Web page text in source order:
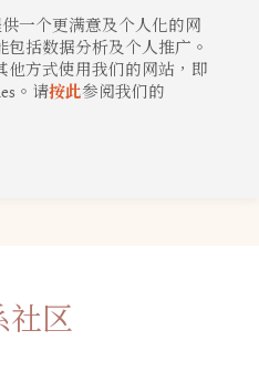
集
社区
一个更满意及个人化的网
括数据分析及个人推广。
他方式使用我们的网站，即
。请按此参阅我们的